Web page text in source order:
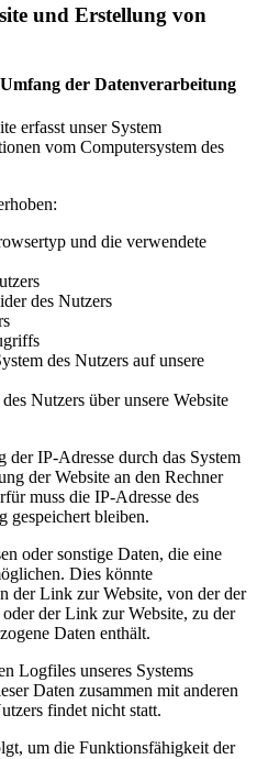
und Erstellung von
der Datenverarbeitung
erfasst unser System
vom Computersystem des
und die verwendete
des Nutzers
des Nutzers auf unsere
Nutzers über unsere Website
der IP-Adresse durch das System
der Website an den Rechner
muss die IP-Adresse des
gespeichert bleiben.
oder sonstige Daten, die eine
Dies könnte
der Link zur Website, von der der
der Link zur Website, zu der
Daten enthält.
Logfiles unseres Systems
Daten zusammen mit anderen
findet nicht statt.
um die Funktionsfähigkeit der